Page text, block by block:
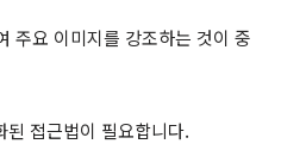
주요 이미지를 강조하는 것이 중
접근법이 필요합니다.